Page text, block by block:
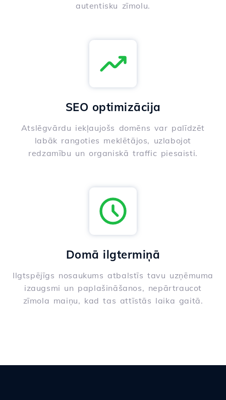
autentisku zīmolu.
SEO optimizācija
Atslēgvārdu iekļaujošs domēns var palīdzēt
labāk rangoties meklētājos, uzlabojot
redzamību un organiskā traffic piesaisti.
Domā ilgtermiņā
Ilgtspējīgs nosaukums atbalstīs tavu uzņēmuma
izaugsmi un paplašināšanos, nepārtraucot
zīmola maiņu, kad tas attīstās laika gaitā.